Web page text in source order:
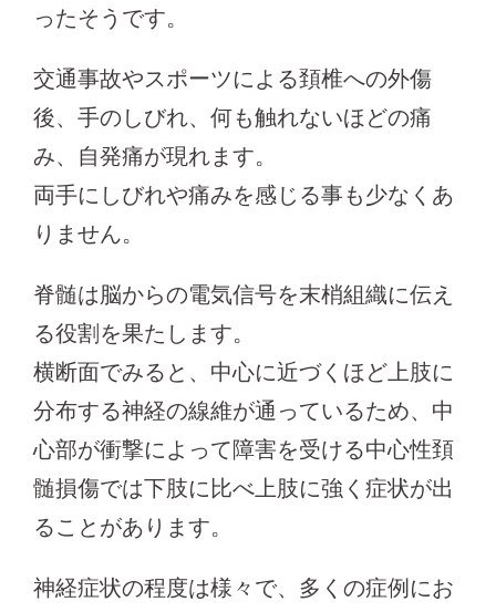
ったそうです。
交通事故やスポーツによる頚椎への外傷
後、手のしびれ、何も触れないほどの痛
み、自発痛が現れます。
両手にしびれや痛みを感じる事も少なくあ
りません。
脊髄は脳からの電気信号を末梢組織に伝え
る役割を果たします。
横断面でみると、中心に近づくほど上肢に
分布する神経の線維が通っているため、中
心部が衝撃によって障害を受ける中心性頚
髄損傷では下肢に比べ上肢に強く症状が出
ることがあります。
神経症状の程度は様々で、多くの症例にお